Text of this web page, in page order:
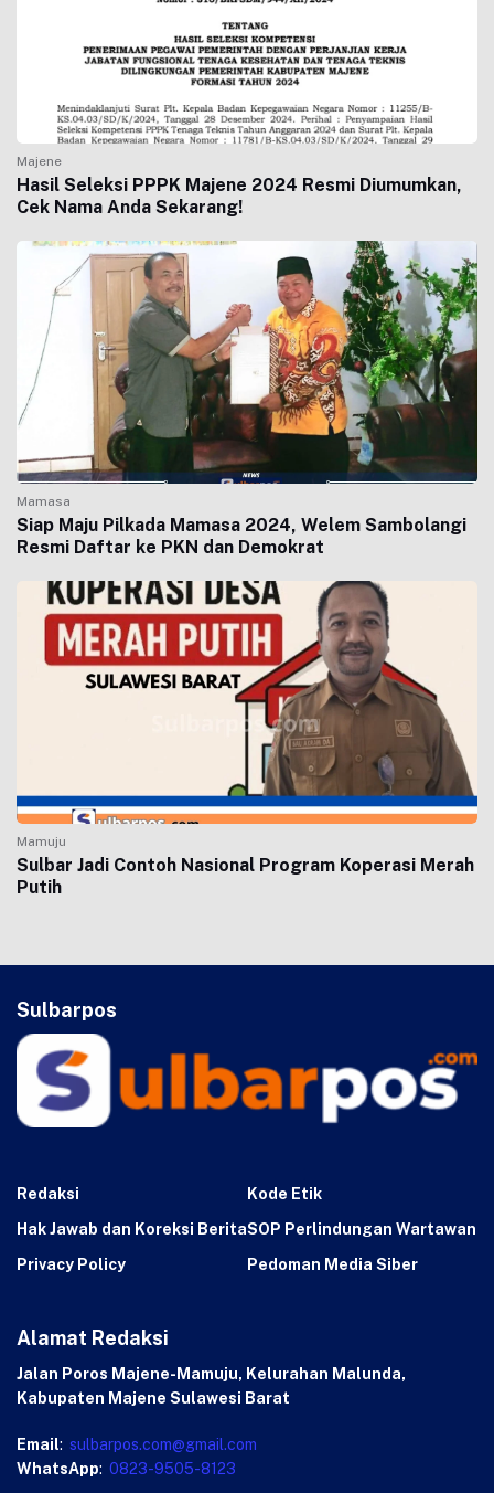
Majene
Hasil Seleksi PPPK Majene 2024 Resmi Diumumkan,
Cek Nama Anda Sekarang!
Mamasa
Siap Maju Pilkada Mamasa 2024, Welem Sambolangi
Resmi Daftar ke PKN dan Demokrat
Mamuju
Sulbar Jadi Contoh Nasional Program Koperasi Merah
Putih
Sulbarpos
Redaksi
Kode Etik
Hak Jawab dan Koreksi BeritaSOP Perlindungan Wartawan
Privacy Policy
Pedoman Media Siber
Alamat Redaksi
Jalan Poros Majene-Mamuju, Kelurahan Malunda,
Kabupaten Majene Sulawesi Barat
Email: sulbarpos.com@gmail.com
WhatsApp: 0823-9505-8123